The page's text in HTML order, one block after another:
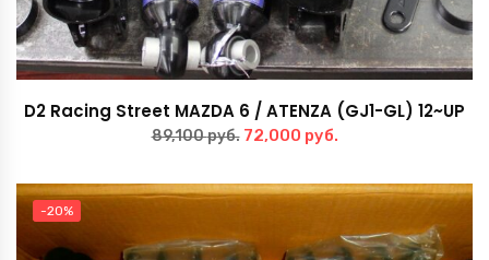
D2 Racing Street MAZDA 6 / ATENZA (GJ1-GL) 12~UP
89,100руб. Первоначальная
составляла
72,000 руб.Текущая
72,000 руб..
-20%